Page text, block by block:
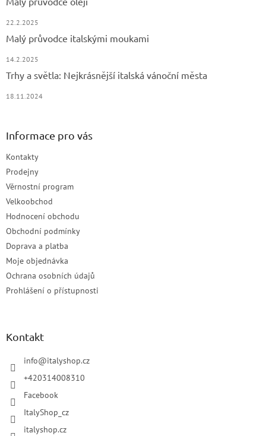
22.2.2025
Malý průvodce italskými moukami
14.2.2025
Trhy a světla: Nejkrásnější italská vánoční města
18.11.2024
Informace pro vás
Kontakty
Prodejny
Věrnostní program
Velkoobchod
Hodnocení obchodu
Obchodní podmínky
Doprava a platba
Moje objednávka
Ochrana osobních údajů
Prohlášení o přístupnosti
Kontakt
info@italyshop.cz
+420314008310
Facebook
ItalyShop_cz
italyshop.cz